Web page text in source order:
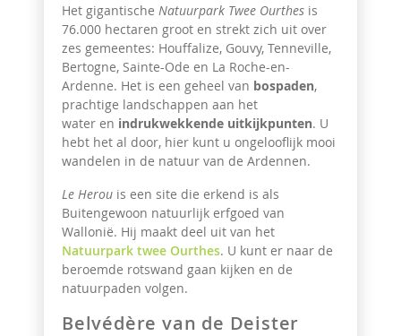
Het gigantische Natuurpark Twee Ourthes is
76.000 hectaren groot en strekt zich uit over
zes gemeentes: Houffalize, Gouvy, Tenneville,
Bertogne, Sainte-Ode en La Roche-en-
Ardenne. Het is een geheel van bospaden,
prachtige landschappen aan het
water en indrukwekkende uitkijkpunten. U
hebt het al door, hier kunt u ongelooflijk mooi
wandelen in de natuur van de Ardennen.
Le Herou is een site die erkend is als
Buitengewoon natuurlijk erfgoed van
Wallonië. Hij maakt deel uit van het
Natuurpark twee Ourthes. U kunt er naar de
beroemde rotswand gaan kijken en de
natuurpaden volgen.
Belvédère van de Deister